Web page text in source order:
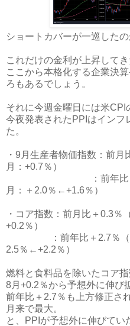
ショートカバーが一巡したの
これだけの金利が上昇して
ここから本格化する企業決
ろもあるでしょう。
それに今週金曜日には米CPI
今夜発表されたPPIはインフ
た。
・9月生産者物価指数：前
月：+0.7％）
：前年比＋2.2％
月：＋2.0％←+1.6％）
・コア指数：前月比＋0.3％
+0.2％）
：前年比＋2.7％（予
2.5％←+2.2％）
燃料と食料品を除いたコア指
8月+0.2％から予想外に伸び
前年比＋2.7％も上方修正さ
月来で最大。
と、PPIが予想外に伸びてい